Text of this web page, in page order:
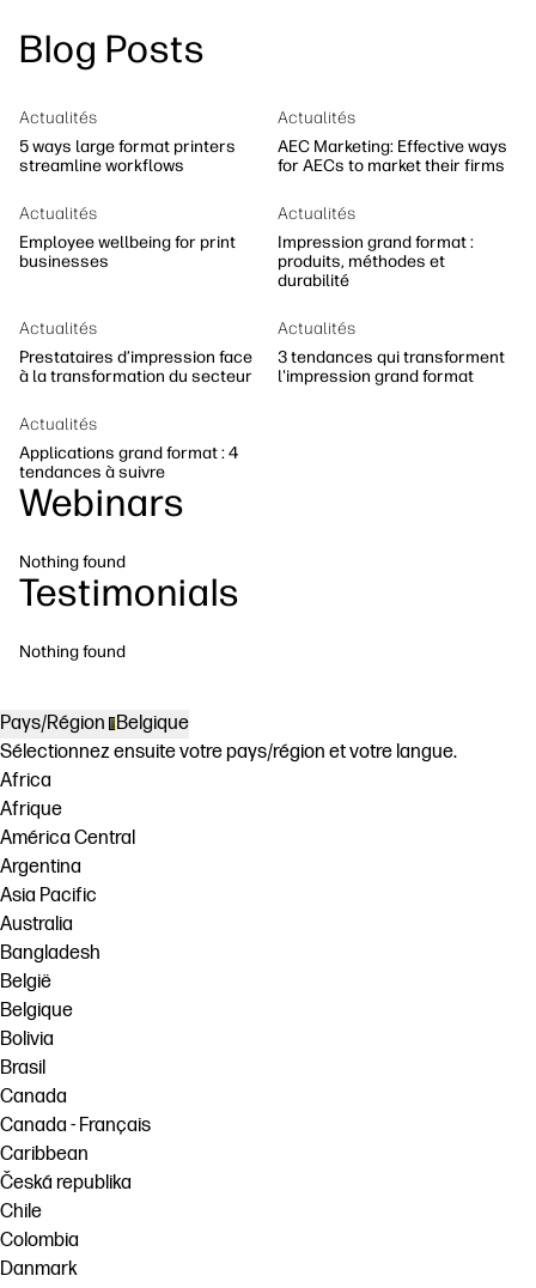
Solutions de flux de travail
Blog Posts
Actualités
5 ways large format printers
streamline workflows
Actualités
AEC Marketing: Effective ways
for AECs to market their firms
Actualités
Employee wellbeing for print
businesses
Actualités
Impression grand format :
produits, méthodes et
durabilité
Actualités
Prestataires d’impression face
à la transformation du secteur
Actualités
3 tendances qui transforment
l'impression grand format
Actualités
Applications grand format : 4
tendances à suivre
Webinars
Nothing found
Testimonials
Nothing found
Pays/Région Belgique
Sélectionnez ensuite votre pays/région et votre langue.
Africa
Afrique
América Central
Argentina
Asia Pacific
Australia
Bangladesh
België
Belgique
Bolivia
Brasil
Canada
Canada - Français
Caribbean
Česká republika
Chile
Colombia
Danmark